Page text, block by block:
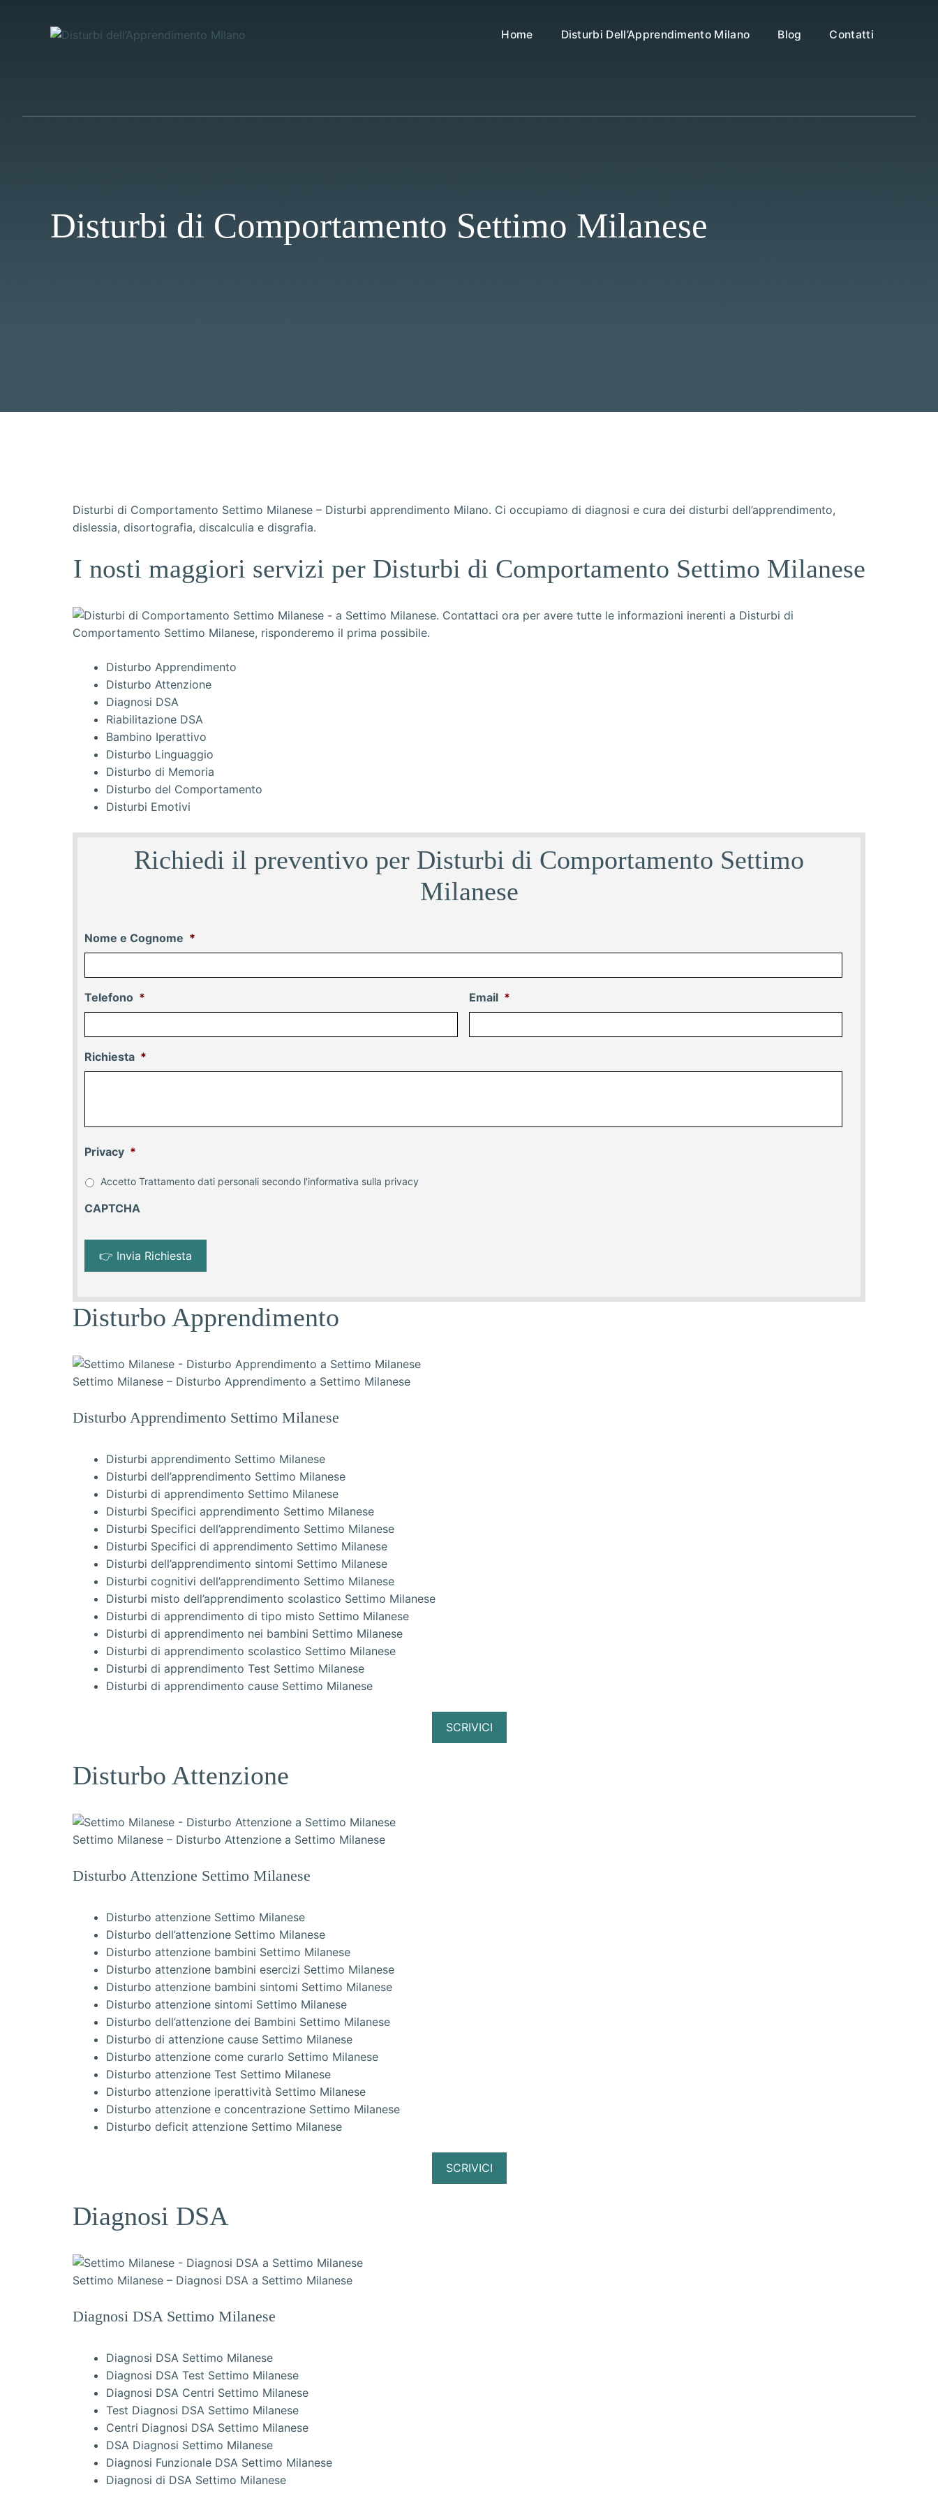
Home Disturbi Dell’Apprendimento Milano Blog Contatti
Disturbi di Comportamento Settimo Milanese
Disturbi di Comportamento Settimo Milanese – Disturbi apprendimento Milano. Ci occupiamo di diagnosi e cura dei disturbi dell’apprendimento,
dislessia, disortografia, discalculia e disgrafia.
I nosti maggiori servizi per Disturbi di Comportamento Settimo Milanese
Disturbo Apprendimento
Disturbo Attenzione
Diagnosi DSA
Riabilitazione DSA
Bambino Iperattivo
Disturbo Linguaggio
Disturbo di Memoria
Disturbo del Comportamento
Disturbi Emotivi
Richiedi il preventivo per Disturbi di Comportamento Settimo
Milanese
Nome e Cognome *
Telefono * Email *
Richiesta *
Privacy *
Accetto Trattamento dati personali secondo l'informativa sulla privacy
CAPTCHA
Disturbo Apprendimento
Settimo Milanese – Disturbo Apprendimento a Settimo Milanese
Disturbo Apprendimento Settimo Milanese
Disturbi apprendimento Settimo Milanese
Disturbi dell’apprendimento Settimo Milanese
Disturbi di apprendimento Settimo Milanese
Disturbi Specifici apprendimento Settimo Milanese
Disturbi Specifici dell’apprendimento Settimo Milanese
Disturbi Specifici di apprendimento Settimo Milanese
Disturbi dell’apprendimento sintomi Settimo Milanese
Disturbi cognitivi dell’apprendimento Settimo Milanese
Disturbi misto dell’apprendimento scolastico Settimo Milanese
Disturbi di apprendimento di tipo misto Settimo Milanese
Disturbi di apprendimento nei bambini Settimo Milanese
Disturbi di apprendimento scolastico Settimo Milanese
Disturbi di apprendimento Test Settimo Milanese
Disturbi di apprendimento cause Settimo Milanese
SCRIVICI
Disturbo Attenzione
Settimo Milanese – Disturbo Attenzione a Settimo Milanese
Disturbo Attenzione Settimo Milanese
Disturbo attenzione Settimo Milanese
Disturbo dell’attenzione Settimo Milanese
Disturbo attenzione bambini Settimo Milanese
Disturbo attenzione bambini esercizi Settimo Milanese
Disturbo attenzione bambini sintomi Settimo Milanese
Disturbo attenzione sintomi Settimo Milanese
Disturbo dell’attenzione dei Bambini Settimo Milanese
Disturbo di attenzione cause Settimo Milanese
Disturbo attenzione come curarlo Settimo Milanese
Disturbo attenzione Test Settimo Milanese
Disturbo attenzione iperattività Settimo Milanese
Disturbo attenzione e concentrazione Settimo Milanese
Disturbo deficit attenzione Settimo Milanese
SCRIVICI
Diagnosi DSA
Settimo Milanese – Diagnosi DSA a Settimo Milanese
Diagnosi DSA Settimo Milanese
Diagnosi DSA Settimo Milanese
Diagnosi DSA Test Settimo Milanese
Diagnosi DSA Centri Settimo Milanese
Test Diagnosi DSA Settimo Milanese
Centri Diagnosi DSA Settimo Milanese
DSA Diagnosi Settimo Milanese
Diagnosi Funzionale DSA Settimo Milanese
Diagnosi di DSA Settimo Milanese